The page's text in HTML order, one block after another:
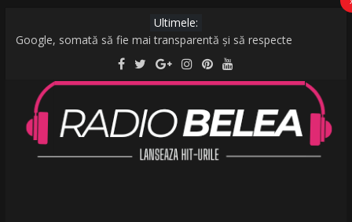
Ultimele:
Google, somată să fie mai transparentă și să respecte
legislația UE: Cum stabilește ordinea rezultatelor unei căutări?
De la caniculă la vijelii în câteva minute. O furtună puternică a
făcut ravagii în zeci de localități și în București
Raed Arafat: Nu cred că vorbim despre discriminare dacă se
limitează accesul celor nevaccinați în anumite locații
AMI – O Fată Obişnuită
Ce a postat Lambada, fosta soție a lui Tzancă Uraganu, la